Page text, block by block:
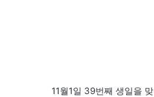
11월1일 39번째 생일을